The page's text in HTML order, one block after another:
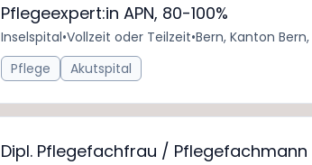
Pflegeexpert:in APN, 80-100%
Inselspital•Vollzeit oder Teilzeit•Bern, Kanton
Pflege
Akutspital
Dipl. Pflegefachfrau / Pflegefachmann